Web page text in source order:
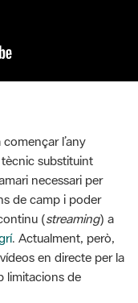
l’any
substituint
necessari per
de camp i poder
(streaming) a
. Actualment, però,
en directe per la
limitacions de